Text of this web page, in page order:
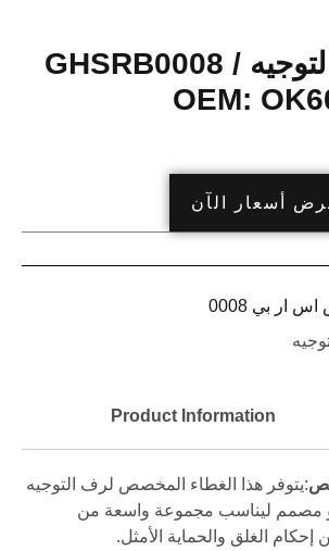
غطاء رف التوجيه GHSRB0008 /
OEM:
أسعار الآن
ار بي 0008
Product Information
:يتوفر هذا الغطاء المخصص لرف التوجيه
مصمم ليناسب مجموعة واسعة من
إحكام الغلق والحماية الأمثل.